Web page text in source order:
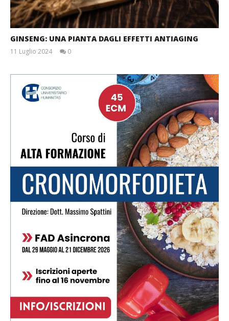
GINSENG: UNA PIANTA DAGLI EFFETTI ANTIAGING
11 Luglio 2024
0